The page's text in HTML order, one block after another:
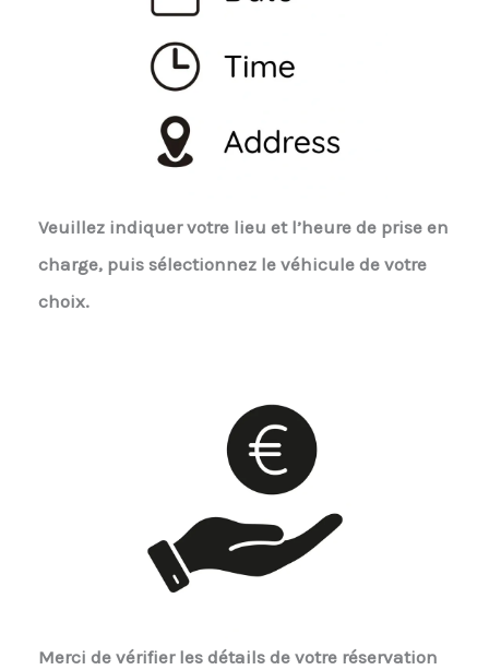
Veuillez indiquer votre lieu et l’heure de prise en
charge, puis sélectionnez le véhicule de votre
choix.
Merci de vérifier les détails de votre réservation